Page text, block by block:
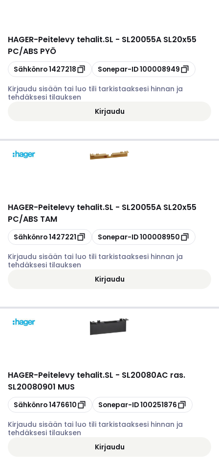
HAGER-Peitelevy tehalit.SL - SL20055A SL20x55
PC/ABS PYÖ
Kopioi
Sähkönro1427218 Kopioi
Sonepar-ID100008949
Kirjaudu sisään tai luo tili tarkistaaksesi hinnan ja
tehdäksesi tilauksen
Kirjaudu
HAGER-Peitelevy tehalit.SL - SL20055A SL20x55
PC/ABS TAM
Kopioi
Sähkönro1427221 Kopioi
Sonepar-ID100008950
Kirjaudu sisään tai luo tili tarkistaaksesi hinnan ja
tehdäksesi tilauksen
Kirjaudu
HAGER-Peitelevy tehalit.SL - SL20080AC ras.
SL20080901 MUS
Kopioi
Sähkönro1476610 Kopioi
Sonepar-ID100251876
Kirjaudu sisään tai luo tili tarkistaaksesi hinnan ja
tehdäksesi tilauksen
Kirjaudu